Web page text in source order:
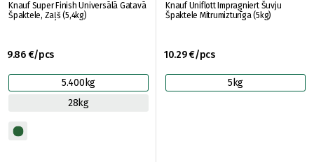
Knauf Super Finish Universālā Gatavā
Špaktele, Zaļš (5,4kg)
9.86 €/pcs
5.400kg
28kg
Knauf Uniflott Impragniert Šuvju
Špaktele Mitrumizturīga (5kg)
10.29 €/pcs
5kg